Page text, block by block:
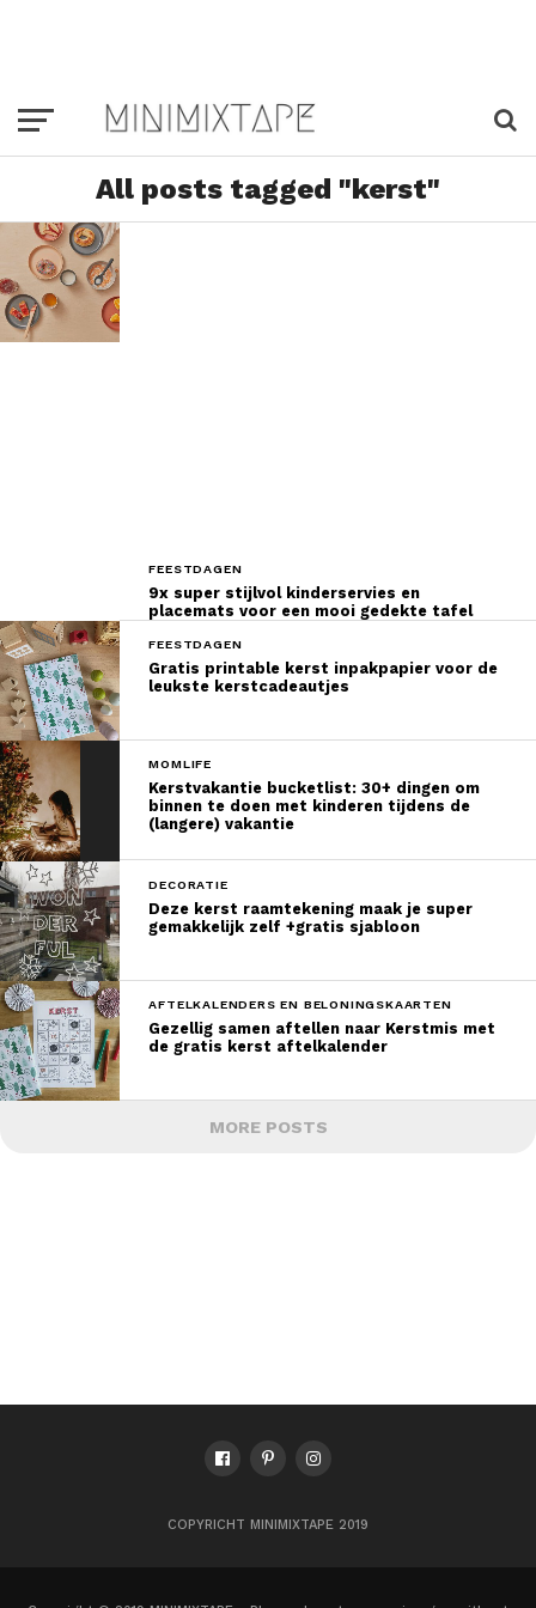
All posts tagged "kerst"
FEESTDAGEN
9x super stijlvol kinderservies en
placemats voor een mooi gedekte tafel
FEESTDAGEN
Gratis printable kerst inpakpapier voor de
leukste kerstcadeautjes
MOMLIFE
Kerstvakantie bucketlist: 30+ dingen om
binnen te doen met kinderen tijdens de
(langere) vakantie
DECORATIE
Deze kerst raamtekening maak je super
gemakkelijk zelf +gratis sjabloon
AFTELKALENDERS EN BELONINGSKAARTEN
Gezellig samen aftellen naar Kerstmis met
de gratis kerst aftelkalender
MORE POSTS
COPYRICHT MINIMIXTAPE 2019